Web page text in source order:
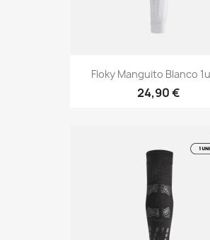
Floky Manguito Blanco
24,90 €